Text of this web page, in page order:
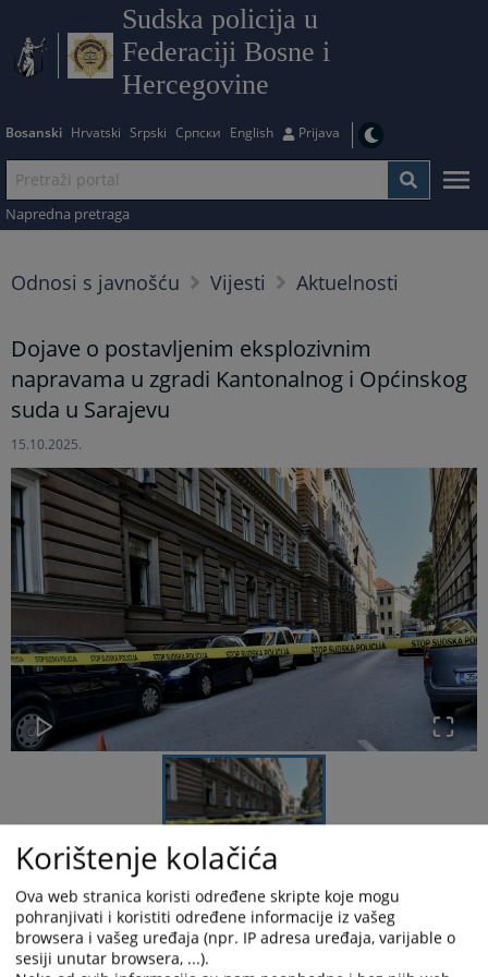
Sudska policija u
Federaciji Bosne i
Hercegovine
Bosanski Hrvatski Srpski Српски English Prijava
Napredna pretraga
Odnosi s javnošću Vijesti Aktuelnosti
Dojave o postavljenim eksplozivnim
napravama u zgradi Kantonalnog i Općinskog
suda u Sarajevu
15.10.2025.
Dana 15.10.2025. godine službenici Centra sudske policije u
Kantonu Sarajevosuu tri navrata, u vremenskom okviru od cca
Korištenje kolačića
Ova web stranica koristi određene skripte koje mogu
pohranjivati i koristiti određene informacije iz vašeg
browsera i vašeg uređaja (npr. IP adresa uređaja, varijable o
sesiji unutar browsera, ...).